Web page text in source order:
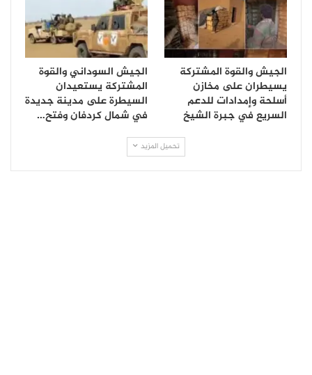
الجيش والقوة المشتركة
يسيطران على مخازن
أسلحة وإمدادات للدعم
السريع في جبرة الشيخ
الجيش السوداني والقوة
المشتركة يستعيدان
السيطرة على مدينة جديدة
في شمال كردفان وفتح…
تحميل المزيد